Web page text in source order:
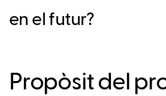
en el futur?
Propòsit del